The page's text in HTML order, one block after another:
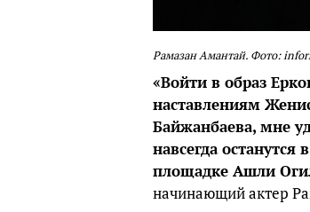
Рамазан Амантай. Фото:
«Войти в образ
наставлениям
Байжанбаева, мне
навсегда
площадке Ашли
начинающий актер